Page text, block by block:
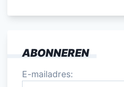
ABONNEREN
E-mailadres: